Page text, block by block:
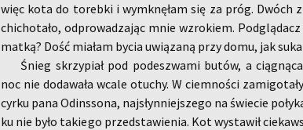
więc kota do to­reb­ki i wy­mknę­łam się za próg. Dwóch
chi­cho­ta­ło, od­pro­wa­dza­jąc mnie wzro­kiem.
matką? Dość mia­łam bycia uwią­za­ną przy domu, jak
Śnieg skrzy­piał pod po­de­szwa­mi butów, a
noc nie do­da­wa­ła wcale otu­chy. W ciem­no­ści
cyrku pana Od­ins­so­na, naj­słyn­niej­sze­go na świe­cie
ku nie było ta­kie­go przed­sta­wie­nia. Kot wy­sta­wił